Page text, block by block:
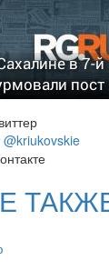
в 7-й
пост
@kriukovskie